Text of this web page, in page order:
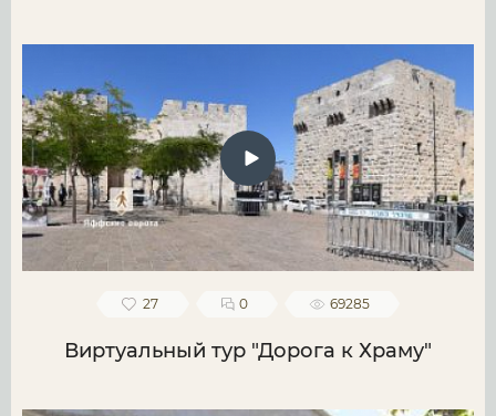
27 0 69285
Виртуальный тур "Дорога к Храму"